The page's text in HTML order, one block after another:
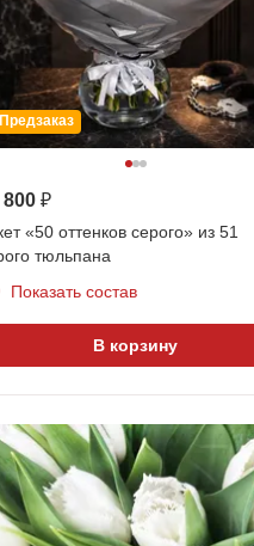
Предзаказ
800 ₽
«50 оттенков серого» из 51
тюльпана
Показать состав
В корзину